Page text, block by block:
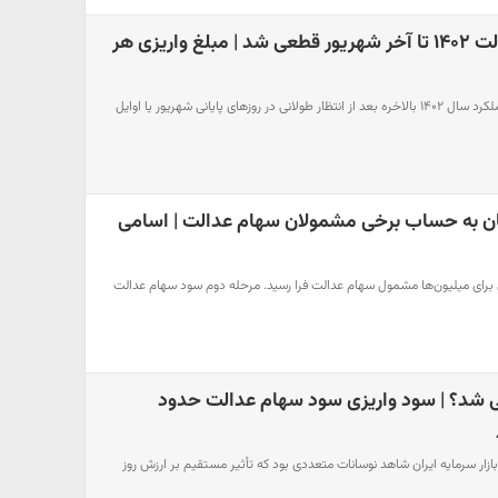
واریز سود سهام عدالت ۱۴۰۲ تا آخر شهریور قطعی شد | مبلغ واریزی هر
سود سهام عدالت مربوط به عملکرد سال ۱۴۰۲ بالاخره بعد از انتظار طولانی در روزهای پایانی شهریور یا اوایل
۳,۰۲۶,۰۰۰ تومان به حساب برخی مشمولان سهام عدالت | اسامی
برای میلیون‌ها مشمول سهام عدالت فرا رسید. مرحله دوم سود سهام عدالت
شد؟ | سود واریزی سود سهام عدالت حدود
روز دوشنبه ۲۷ مرداد ۱۴۰۴، بازار سرمایه ایران شاهد نوسانات متعددی بود که تأثیر مستقیم بر ارزش روز